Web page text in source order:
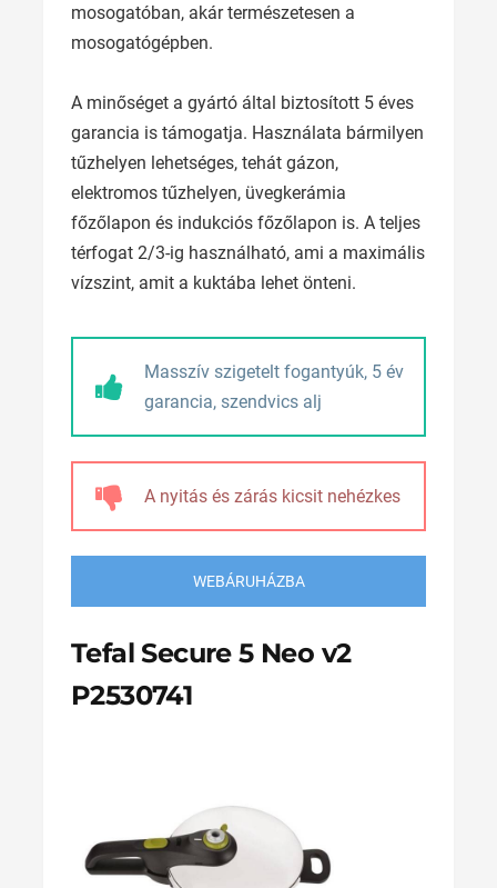
mosogatóban, akár természetesen a
mosogatógépben.
A minőséget a gyártó által biztosított 5 éves
garancia is támogatja. Használata bármilyen
tűzhelyen lehetséges, tehát gázon,
elektromos tűzhelyen, üvegkerámia
főzőlapon és indukciós főzőlapon is. A teljes
térfogat 2/3-ig használható, ami a maximális
vízszint, amit a kuktába lehet önteni.
Masszív szigetelt fogantyúk, 5 év
garancia, szendvics alj
A nyitás és zárás kicsit nehézkes
WEBÁRUHÁZBA
Tefal Secure 5 Neo v2
P2530741